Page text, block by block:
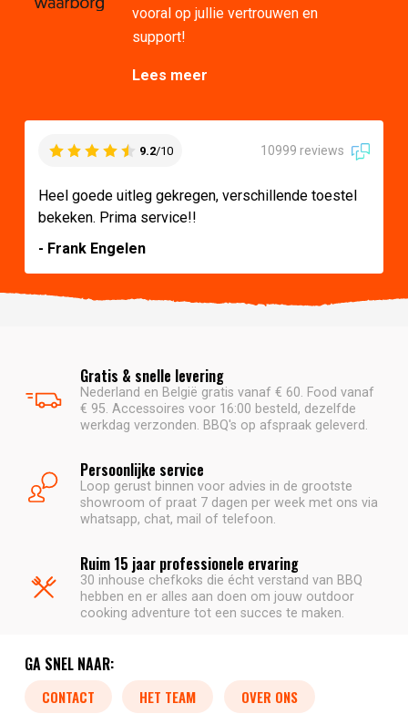
vooral op jullie vertrouwen en
support!
Lees meer
9.2/10 10999 reviews
Heel goede uitleg gekregen, verschillende toestel
bekeken. Prima service!!
- Frank Engelen
Gratis & snelle levering
Nederland en België gratis vanaf € 60. Food vanaf
€ 95. Accessoires voor 16:00 besteld, dezelfde
werkdag verzonden. BBQ's op afspraak geleverd.
Persoonlijke service
Loop gerust binnen voor advies in de grootste
showroom of praat 7 dagen per week met ons via
whatsapp, chat, mail of telefoon.
Ruim 15 jaar professionele ervaring
30 inhouse chefkoks die écht verstand van BBQ
hebben en er alles aan doen om jouw outdoor
cooking adventure tot een succes te maken.
GA SNEL NAAR:
CONTACT HET TEAM OVER ONS